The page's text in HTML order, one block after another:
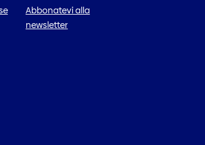
Abbonatevi alla
newsletter